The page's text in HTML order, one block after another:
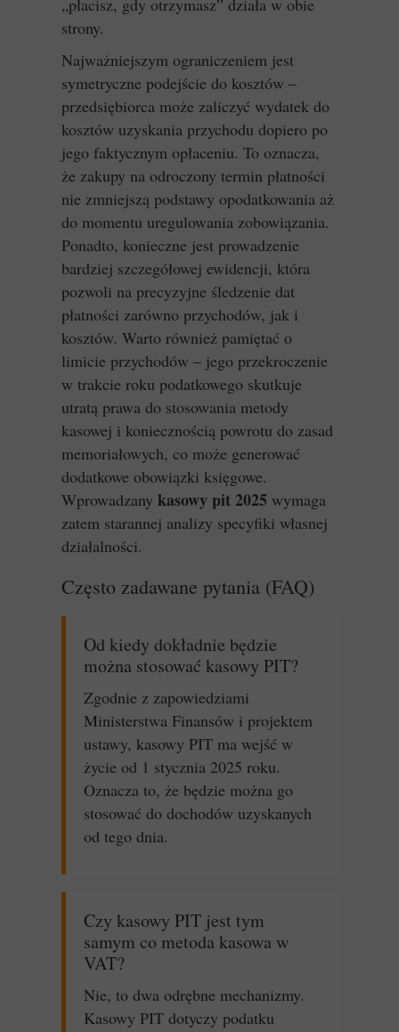
„płacisz, gdy otrzymasz” działa w obie
strony.
Najważniejszym ograniczeniem jest
symetryczne podejście do kosztów –
przedsiębiorca może zaliczyć wydatek do
kosztów uzyskania przychodu dopiero po
jego faktycznym opłaceniu. To oznacza,
że zakupy na odroczony termin płatności
nie zmniejszą podstawy opodatkowania aż
do momentu uregulowania zobowiązania.
Ponadto, konieczne jest prowadzenie
bardziej szczegółowej ewidencji, która
pozwoli na precyzyjne śledzenie dat
płatności zarówno przychodów, jak i
kosztów. Warto również pamiętać o
limicie przychodów – jego przekroczenie
w trakcie roku podatkowego skutkuje
utratą prawa do stosowania metody
kasowej i koniecznością powrotu do zasad
memoriałowych, co może generować
dodatkowe obowiązki księgowe.
Wprowadzany kasowy pit 2025 wymaga
zatem starannej analizy specyfiki własnej
działalności.
Często zadawane pytania (FAQ)
Od kiedy dokładnie będzie
można stosować kasowy PIT?
Zgodnie z zapowiedziami
Ministerstwa Finansów i projektem
ustawy, kasowy PIT ma wejść w
życie od 1 stycznia 2025 roku.
Oznacza to, że będzie można go
stosować do dochodów uzyskanych
od tego dnia.
Czy kasowy PIT jest tym
samym co metoda kasowa w
VAT?
Nie, to dwa odrębne mechanizmy.
Kasowy PIT dotyczy podatku